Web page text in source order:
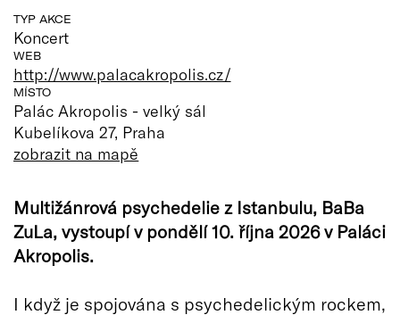
TYP AKCE
Koncert
WEB
http://www.palacakropolis.cz/
MÍSTO
Palác Akropolis - velký sál
Kubelíkova 27, Praha
zobrazit na mapě
Multižánrová psychedelie z Istanbulu, BaBa
ZuLa, vystoupí v pondělí 10. října 2026 v Paláci
Akropolis.
I když je spojována s psychedelickým rockem,